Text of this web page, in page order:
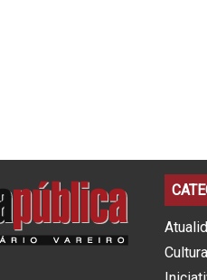
Cultura